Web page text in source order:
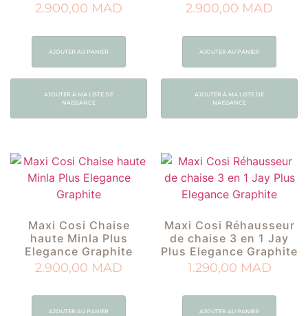
2.900,00 MAD
AJOUTER AU PANIER
AJOUTER À MA LISTE DE
NAISSANCE
2.900,00 MAD
AJOUTER AU PANIER
AJOUTER À MA LISTE DE
NAISSANCE
Maxi Cosi Chaise
haute Minla Plus
Elegance Graphite
2.900,00 MAD
AJOUTER AU PANIER
Maxi Cosi Réhausseur
de chaise 3 en 1 Jay
Plus Elegance Graphite
1.290,00 MAD
AJOUTER AU PANIER